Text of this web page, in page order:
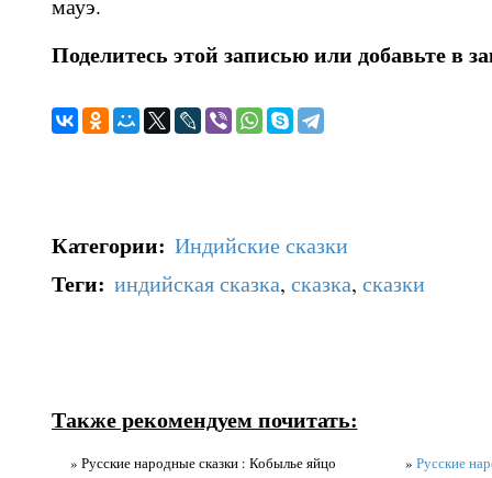
Поделитесь этой записью или добавьте в
Категории: Индийские сказки
Теги: индийская сказка, сказка, сказки
Также рекомендуем почитать:
» Русские народные сказки : Кобылье яйцо
» Русские